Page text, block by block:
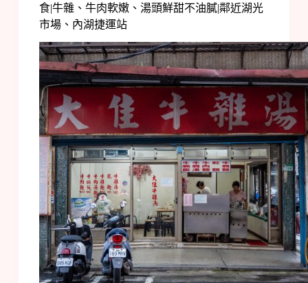
食|牛雜、牛肉軟嫩、湯頭鮮甜不油膩|鄰近湖光
市場、內湖捷運站